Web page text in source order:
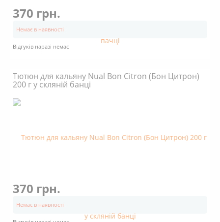
370 грн.
Немає в наявності
Відгуків наразі немає
Тютюн для кальяну Nual Bon Citron (Бон Цитрон)
200 г у скляній банці
370 грн.
Немає в наявності